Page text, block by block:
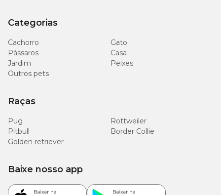
Categorias
Cachorro
Gato
Pássaros
Casa
Jardim
Peixes
Outros pets
Raças
Pug
Rottweiler
Pitbull
Border Collie
Golden retriever
Baixe nosso app